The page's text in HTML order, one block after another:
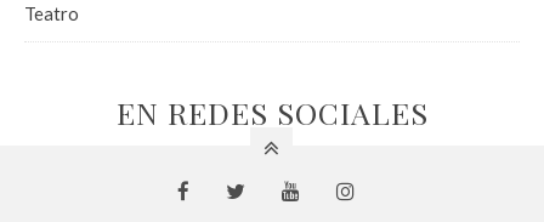
Teatro
EN REDES SOCIALES